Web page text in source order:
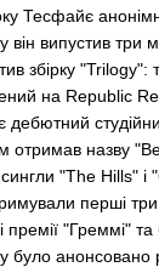
Тесфайє
він випустив три
збірку
на Republic
дебютний
отримав назву
сингли "The Hills"
перші
премії "Греммі"
було